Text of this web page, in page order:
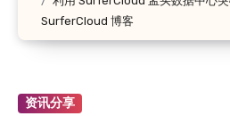
SurferCloud 博客
资讯分享